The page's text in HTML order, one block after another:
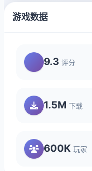
游戏数据
9.3 评分
1.5M 下载
600K 玩家